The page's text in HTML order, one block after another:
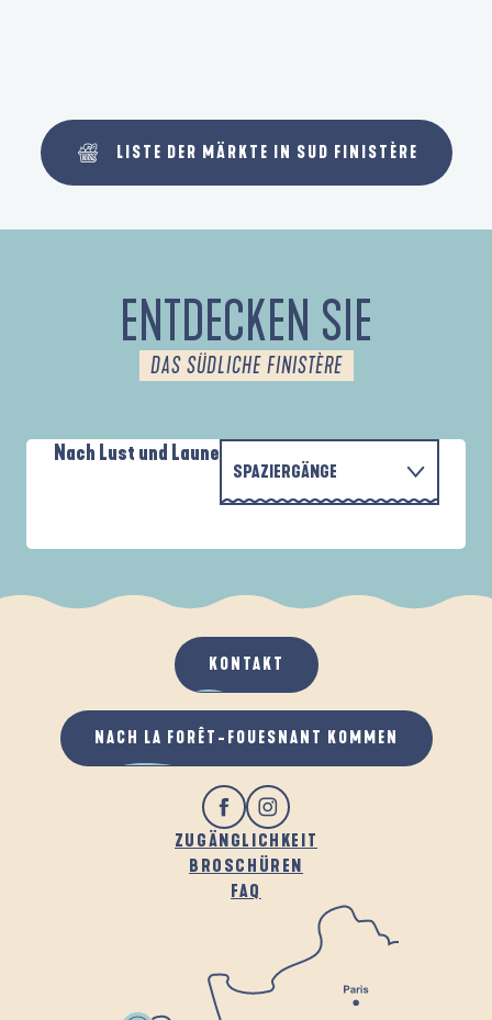
LISTE DER MÄRKTE IN SUD FINISTÈRE
ENTDECKEN SIE
DAS SÜDLICHE FINISTÈRE
Nach Lust und Laune
SPAZIERGÄNGE
WENN ES REGNET
AN DER FRISCHEN LUFT
PARCOURS D'INTERPRÉTATION DE L'ANSE
ZUGÄNGLICHKEIT
BROSCHÜREN
FAQ
KONTAKT
NACH LA FORÊT-FOUESNANT KOMMEN